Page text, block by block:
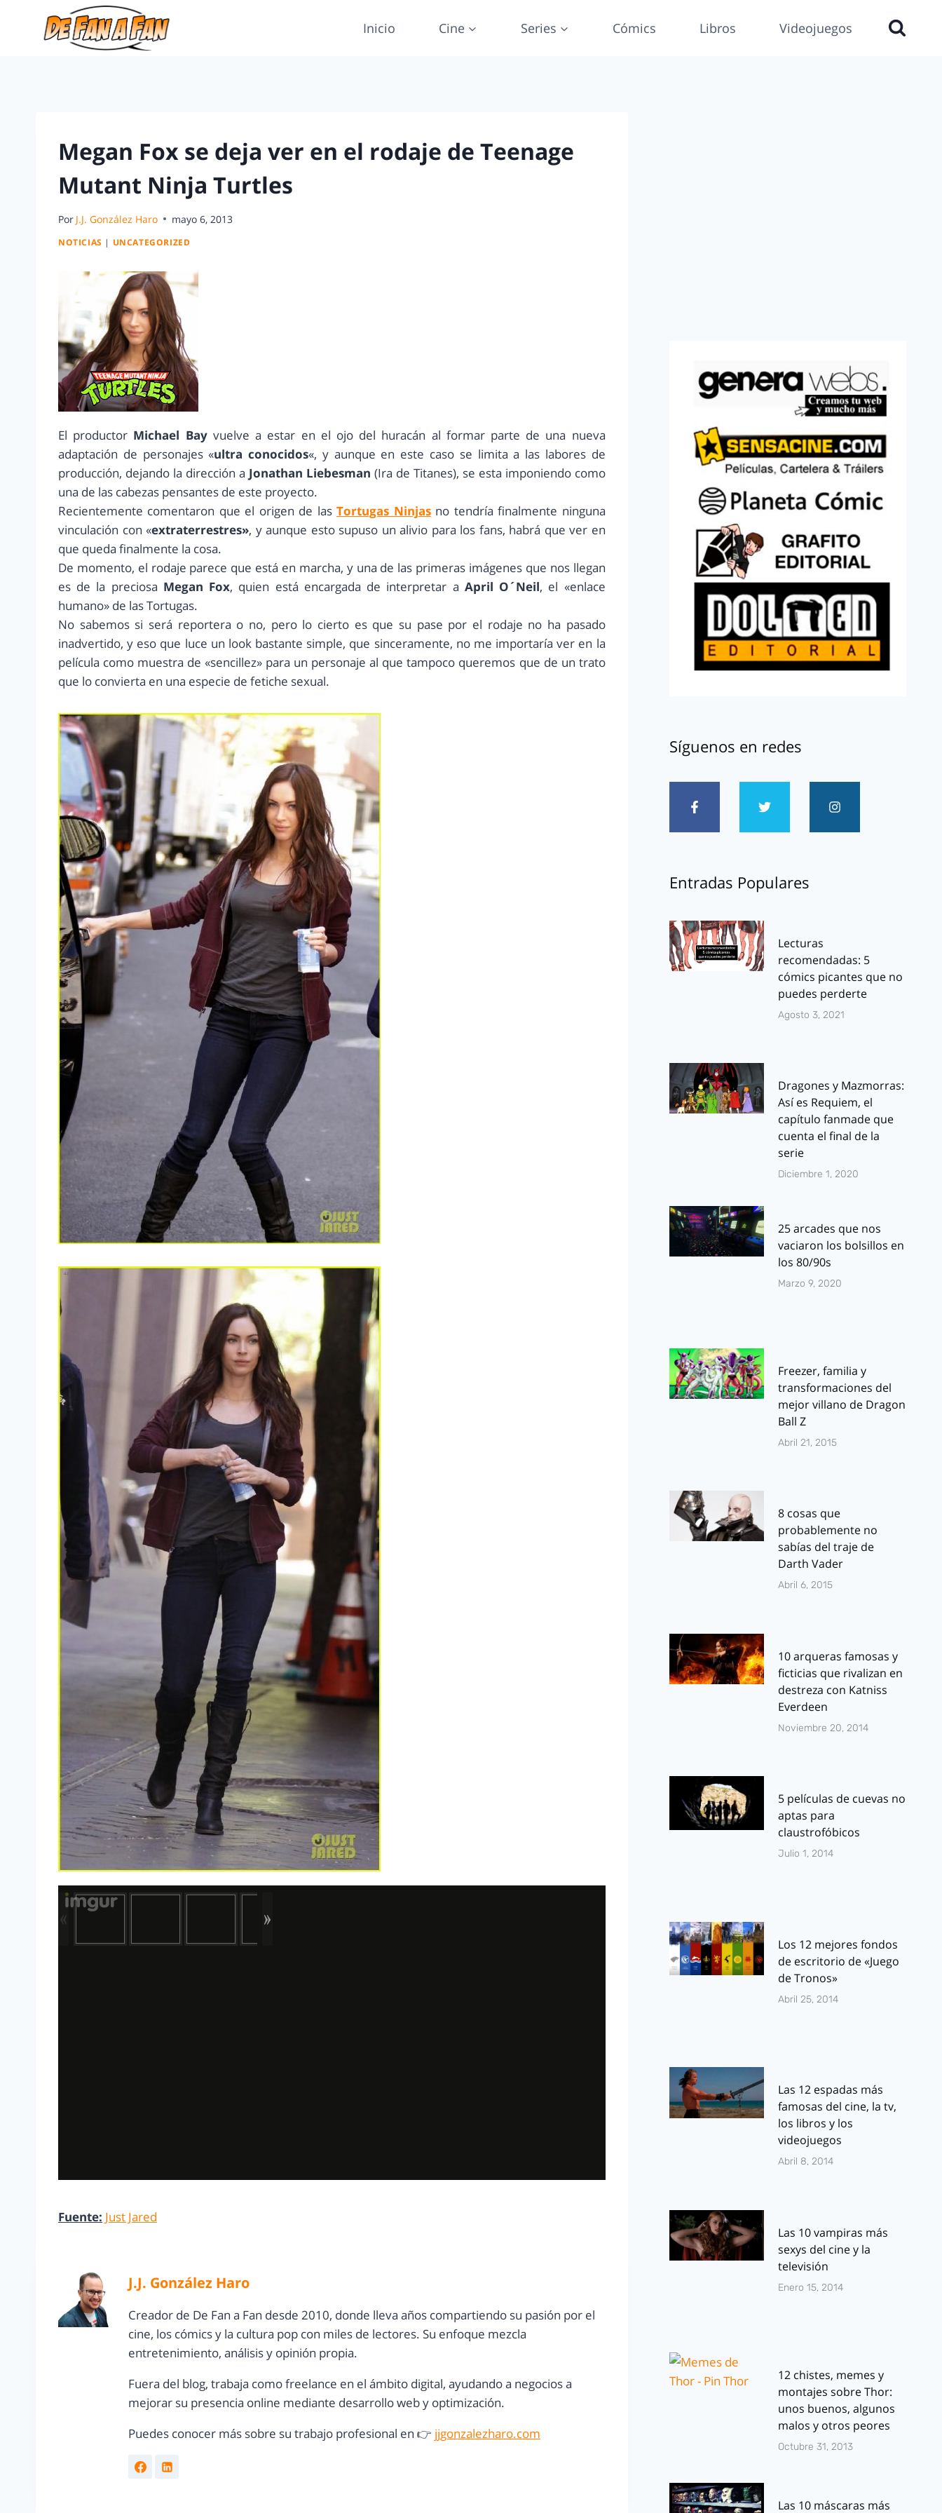
Inicio Cine Series Cómics Libros Videojuegos
Megan Fox se deja ver en el rodaje de Teenage
Mutant Ninja Turtles
Por J.J. González Haro mayo 6, 2013
NOTICIAS | UNCATEGORIZED
El productor Michael Bayvuelve a estar en el ojo del huracán al formar parte de una nueva
adaptación de personajes «ultra conocidos«, y aunque en este caso se limita a las labores de
producción, dejando la dirección a Jonathan Liebesman (Ira de Titanes), se esta imponiendo como
una de las cabezas pensantes de este proyecto.
Recientemente comentaron que el origen de lasTortugas Ninjasno tendría finalmente ninguna
vinculación con «extraterrestres», y aunque esto supuso un alivio para los fans, habrá que ver en
que queda finalmente la cosa.
De momento, el rodaje parece que está en marcha, y una de las primeras imágenes que nos llegan
es de la preciosa Megan Fox, quien está encargada de interpretar a April O´Neil, el «enlace
humano» de las Tortugas.
No sabemos si será reportera o no, pero lo cierto es que su pase por el rodaje no ha pasado
inadvertido, y eso que luce un look bastante simple, que sinceramente, no me importaría ver en la
película como muestra de «sencillez» para un personaje al que tampoco queremos que de un trato
que lo convierta en una especie de fetiche sexual.
Fuente: Just Jared
J.J. González Haro
Creador de De Fan a Fan desde 2010, donde lleva años compartiendo su pasión por el
cine, los cómics y la cultura pop con miles de lectores. Su enfoque mezcla
entretenimiento, análisis y opinión propia.
Fuera del blog, trabaja como freelance en el ámbito digital, ayudando a negocios a
mejorar su presencia online mediante desarrollo web y optimización.
Puedes conocer más sobre su trabajo profesional en 👉 jjgonzalezharo.com
Síguenos en redes
Entradas Populares
Lecturas
recomendadas: 5
cómics picantes que no
puedes perderte
Agosto 3, 2021
Dragones y Mazmorras:
Así es Requiem, el
capítulo fanmade que
cuenta el final de la
serie
Diciembre 1, 2020
25 arcades que nos
vaciaron los bolsillos en
los 80/90s
Marzo 9, 2020
Freezer, familia y
transformaciones del
mejor villano de Dragon
Ball Z
Abril 21, 2015
8 cosas que
probablemente no
sabías del traje de
Darth Vader
Abril 6, 2015
10 arqueras famosas y
ficticias que rivalizan en
destreza con Katniss
Everdeen
Noviembre 20, 2014
5 películas de cuevas no
aptas para
claustrofóbicos
Julio 1, 2014
Los 12 mejores fondos
de escritorio de «Juego
de Tronos»
Abril 25, 2014
Las 12 espadas más
famosas del cine, la tv,
los libros y los
videojuegos
Abril 8, 2014
Las 10 vampiras más
sexys del cine y la
televisión
Enero 15, 2014
12 chistes, memes y
montajes sobre Thor:
unos buenos, algunos
malos y otros peores
Octubre 31, 2013
Las 10 máscaras más